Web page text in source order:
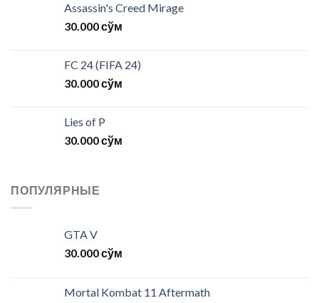
Assassin's Creed Mirage
30.000сўм
FC 24 (FIFA 24)
30.000сўм
Lies of P
30.000сўм
ПОПУЛЯРНЫЕ
GTA V
30.000сўм
Mortal Kombat 11 Aftermath